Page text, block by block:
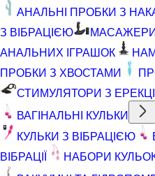
АНАЛЬНІ ПРОБКИ З
З ВІБРАЦІЄЮ
АНАЛЬНИХ ІГРАШОК
ПРОБКИ З ХВОСТАМИ
СТИМУЛЯТОРИ З
ВАГІНАЛЬНІ КУЛЬКИ
КУЛЬКИ З ВІБРАЦІЄЮ
ВІБРАЦІЇ
НАБОРИ